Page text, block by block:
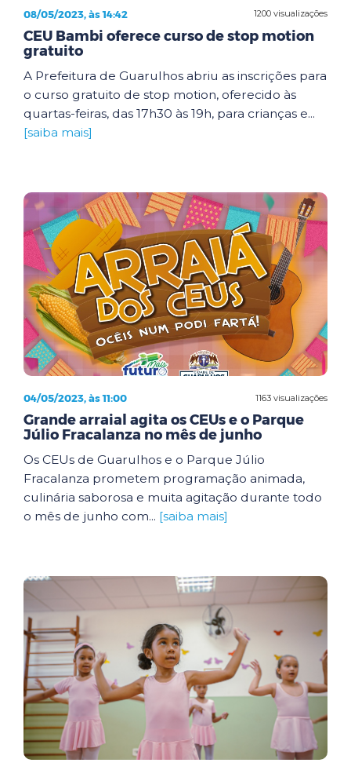
1200 visualizações
08/05/2023, às 14:42
CEU Bambi oferece curso de stop motion
gratuito
A Prefeitura de Guarulhos abriu as inscrições para
o curso gratuito de stop motion, oferecido às
quartas-feiras, das 17h30 às 19h, para crianças e...
[saiba mais]
1163 visualizações
04/05/2023, às 11:00
Grande arraial agita os CEUs e o Parque
Júlio Fracalanza no mês de junho
Os CEUs de Guarulhos e o Parque Júlio
Fracalanza prometem programação animada,
culinária saborosa e muita agitação durante todo
o mês de junho com... [saiba mais]